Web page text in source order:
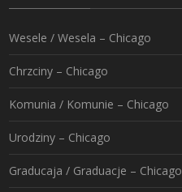
Wesele / Wesela – Chicago
Chrzciny – Chicago
Komunia / Komunie – Chicago
Urodziny – Chicago
Graducaja / Graduacje – Chicago